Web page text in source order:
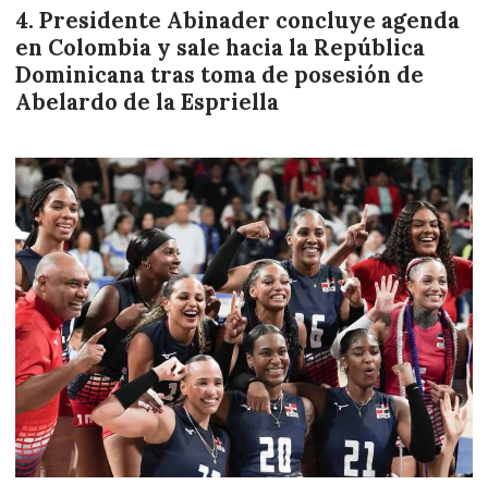
Presidente Abinader concluye agenda
en Colombia y sale hacia la República
Dominicana tras toma de posesión de
Abelardo de la Espriella